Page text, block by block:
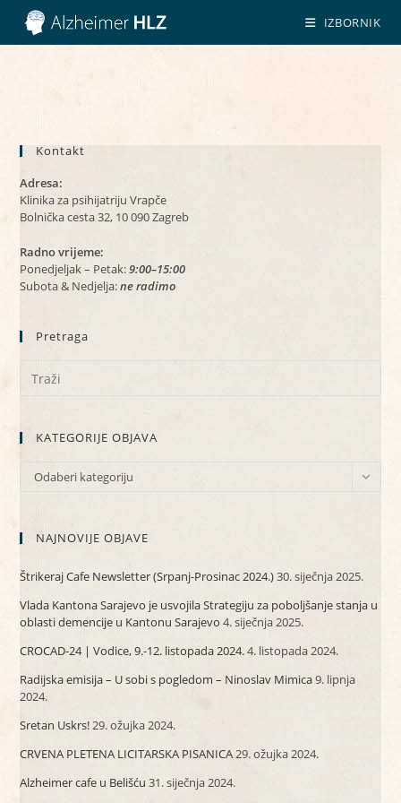
Preskoči
sadržaj
IZBORNIK
Kontakt
Adresa:
Klinika za psihijatriju Vrapče
Bolnička cesta 32, 10 090 Zagreb
Radno vrijeme:
Ponedjeljak – Petak:9:00–15:00
Subota & Nedjelja:ne radimo
Pretraga
KATEGORIJE OBJAVA
KATEGORIJE
Odaberi kategoriju
NAJNOVIJE OBJAVE
Štrikeraj Cafe Newsletter (Srpanj-Prosinac 2024.)30. siječnja 2025.
Vlada Kantona Sarajevo je usvojila Strategiju za poboljšanje stanja u
oblasti demencije u Kantonu Sarajevo 4. siječnja 2025.
CROCAD-24 | Vodice, 9.-12. listopada 2024.4. listopada 2024.
Radijska emisija – U sobi s pogledom – Ninoslav Mimica9. lipnja
2024.
Sretan Uskrs!29. ožujka 2024.
CRVENA PLETENA LICITARSKA PISANICA29. ožujka 2024.
Alzheimer cafe u Belišću 31. siječnja 2024.